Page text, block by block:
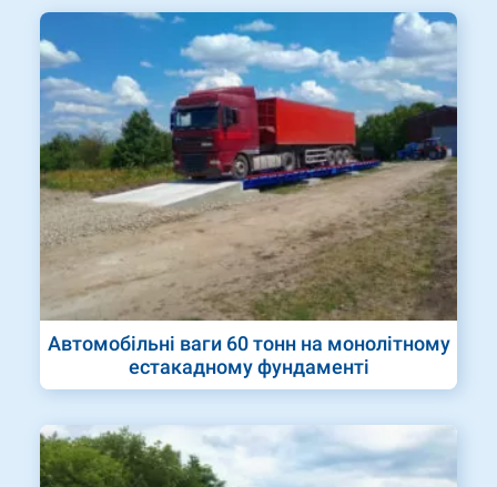
Автомобільні ваги 60 тонн на монолітному
естакадному фундаменті